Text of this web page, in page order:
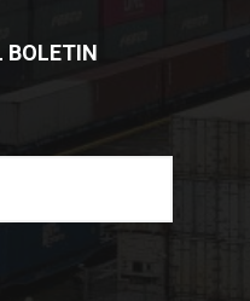
BOLETIN